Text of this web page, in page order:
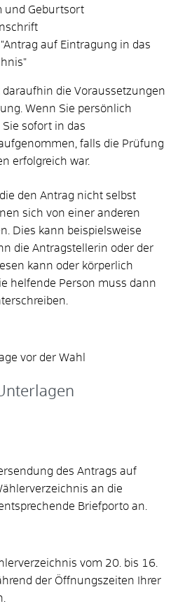
und Geburtsort
auf Eintragung in das
daraufhin die Voraussetzungen
Wenn Sie persönlich
sofort in das
falls die Prüfung
erfolgreich war.
den Antrag nicht selbst
sich von einer anderen
Dies kann beispielsweise
die Antragstellerin oder der
kann oder körperlich
helfende Person muss dann
vor der Wahl
des Antrags auf
an die
Briefporto an.
vom 20. bis 16.
der Öffnungszeiten Ihrer